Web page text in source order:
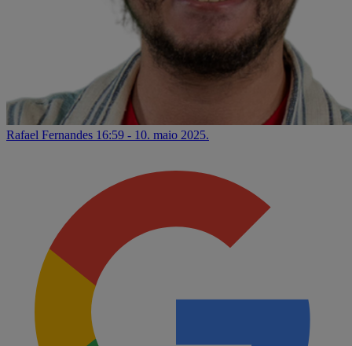
Rafael Fernandes 16:59 - 10. maio 2025.